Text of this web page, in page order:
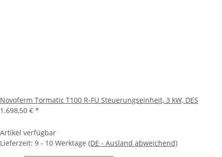
Novoferm Tormatic T100 R-FU Steuerungseinheit, 3 kW, DES
1.698,50 € *
Artikel verfügbar
Lieferzeit: 9 - 10 Werktage (DE - Ausland abweichend)